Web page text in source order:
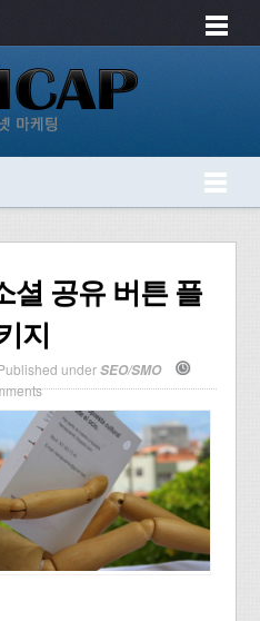
셜 공유 버튼 플
지
underSEO/SMO